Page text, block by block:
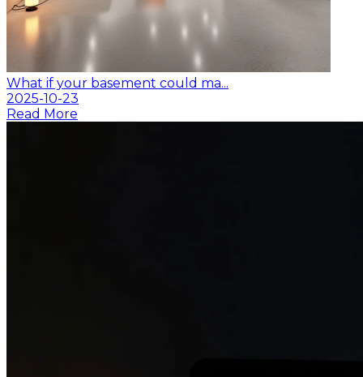
What if your basement could ma...
2025-10-23
Read More